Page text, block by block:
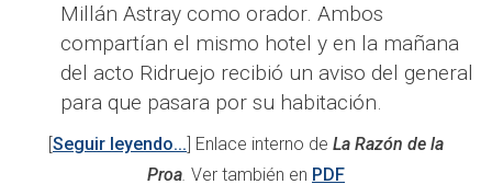
Millán Astray como orador. Ambos
compartían el mismo hotel y en la mañana
del acto Ridruejo recibió un aviso del general
para que pasara por su habitación.
Seguir leyendo... ] Enlace interno de La Razón de la
Proa. Ver también en PDF